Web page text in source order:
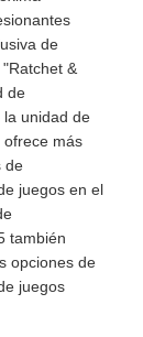
de
&
de
la unidad de
ofrece más
de
juegos en el
también
opciones de
juegos